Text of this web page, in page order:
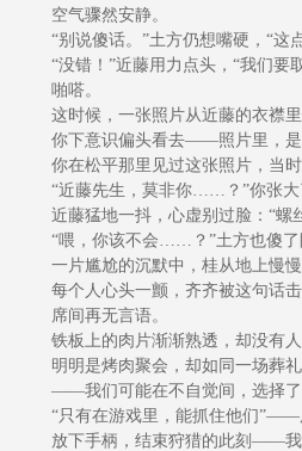
空气骤然安静。
“别说傻话。”土方仍想嘴硬，“这
“没错！”近藤用力点头，“我们
啪嗒。
这时候，一张照片从近藤的衣襟里
你下意识偏头看去——照片里，是
你在松平那里见过这张照片，当时
“近藤先生，莫非你……？”你张大
近藤猛地一抖，心虚别过脸：“
“喂，你该不会……？”土方也傻了
一片尴尬的沉默中，桂从地上慢慢
每个人心头一颤，齐齐被这句话击
席间再无言语。
铁板上的肉片渐渐熟透，却没有人
明明是烤肉聚会，却如同一场葬礼
——我们可能在不自觉间，选择了
“只有在游戏里，能抓住他们”——
放下手柄，结束狩猎的此刻——我